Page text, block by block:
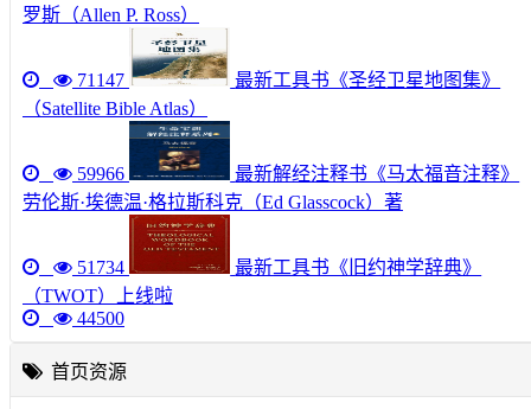
罗斯（Allen P. Ross）
71147
最新工具书《圣经卫星地图集》
（Satellite Bible Atlas）
59966
最新解经注释书《马太福音注释》
劳伦斯·埃德温·格拉斯科克（Ed Glasscock）著
51734
最新工具书《旧约神学辞典》
（TWOT）上线啦
44500
首页资源